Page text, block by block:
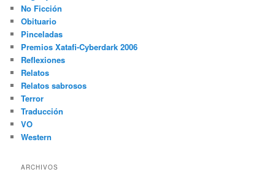
No Ficción
Obituario
Pinceladas
Premios Xatafi-Cyberdark 2006
Reflexiones
Relatos
Relatos sabrosos
Terror
Traducción
VO
Western
ARCHIVOS